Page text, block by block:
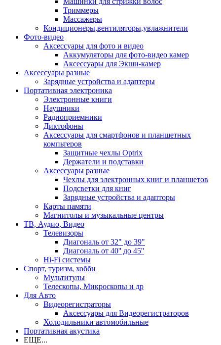
Триммеры
Массажеры
Кондиционеры,вентиляторы,увлажнители
Фото-видео
Аксессуары для фото и видео
Аккумуляторы для фото-видео камер
Аксессуары для Экшн-камер
Аксессуары разные
Зарядные устройства и адаптеры
Портативная электроника
Электронные книги
Наушники
Радиоприемники
Диктофоны
Аксессуары для смартфонов и планшетных
компьтеров
Защитные чехлы Optrix
Держатели и подставки
Аксессуары разные
Чехлы для электронных книг и планшетов
Подсветки для книг
Зарядные устройства и адапторы
Карты памяти
Магнитолы и музыкальные центры
ТВ, Аудио, Видео
Телевизоры
Диагональ от 32" до 39"
Диагональ от 40'' до 45''
Hi-Fi системы
Спорт, туризм, хобби
Мультитулы
Телескопы, Микроскопы и др
Для Авто
Видеорегистраторы
Аксессуары для Видеорегистраторов
Холодильники автомобильные
Портативная акустика
ЕЩЕ...